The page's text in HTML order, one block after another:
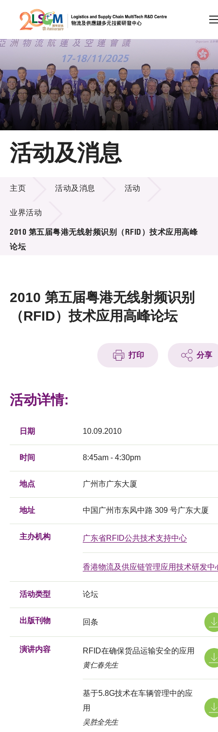
跳到内容（按回车键）
会员登录
A A EN 繁 简
主页
关于LSCM
技术商品化
项目及资助计划
活动及消息
新闻中心
活动及消息
活动及消息
主页 活动及消息 活动
业界活动
2010 第五届粤港无线射频识别（RFID）技术应用高峰
论坛
2010 第五届粤港无线射频识别
（RFID）技术应用高峰论坛
打印 分享
活动详情:
日期 10.09.2010
时间 8:45am - 4:30pm
地点 广州市广东大厦
地址 中国广州市东风中路 309 号广东大厦
主办机构 广东省RFID公共技术支持中心
香港物流及供应链管理应用技术研发中
活动类型 论坛
出版刊物 回条
演讲内容
RFID在确保货品运输安全的应用
黄仁春先生
基于5.8G技术在车辆管理中的应
用
吴胜全先生